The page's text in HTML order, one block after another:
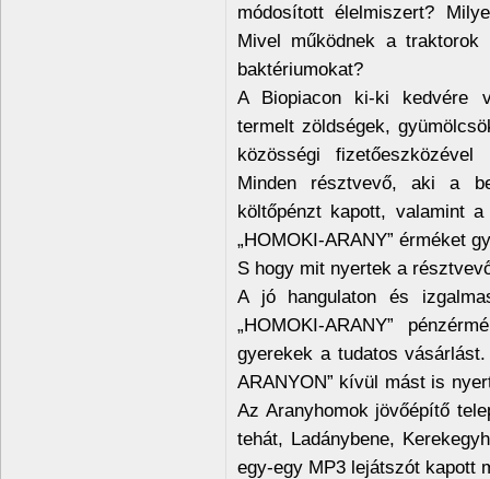
módosított élelmiszert?
Mivel működnek a traktorok
baktériumokat?
A Biopiacon ki-ki kedvére
termelt zöldségek,
közösségi fizetőeszközével
Minden résztvevő, aki a
költőpénzt kapott, valamint
„HOMOKI-ARANY” érméket
S hogy mit nyertek a
A jó hangulaton és
„HOMOKI-ARANY”
gyerekek a tudatos
ARANYON” kívül mást is
Az Aranyhomok jövőépítő
tehát, Ladánybene,
egy-egy MP3 lejátszót kapott